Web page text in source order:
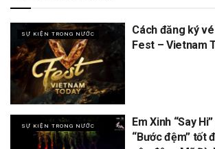
SỰ KIỆN TRONG NƯỚC
Cách đăng ký
Fest – Vietnam
SỰ KIỆN TRONG NƯỚC
Em Xinh “Say
“Bước đệm” tốt